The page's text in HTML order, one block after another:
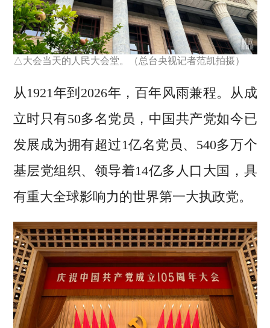
△大会当天的人民大会堂。（总台央视记者范凯拍摄）
从1921年到2026年，百年风雨兼程。从成
立时只有50多名党员，中国共产党如今已
发展成为拥有超过1亿名党员、540多万个
基层党组织、领导着14亿多人口大国，具
有重大全球影响力的世界第一大执政党。